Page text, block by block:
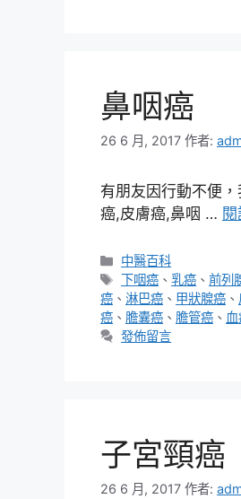
鼻咽癌
26 6 月, 2017 作者:
有朋友因行動不便
癌,皮膚癌,鼻咽 …
分
類
中醫百科
標
籤
下咽癌 、乳癌 、前列
癌 、 淋巴癌 、 甲狀腺癌 、
癌 、 膽囊癌 、 膽管癌 、
發佈留言
子宮頸癌
26 6 月, 2017 作者: